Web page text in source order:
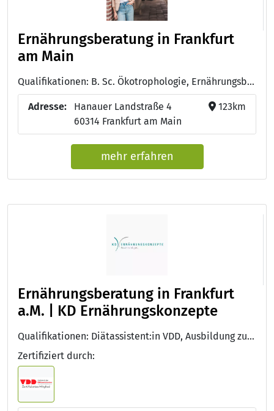
Ernährungsberatung in Frankfurt
am Main
Qualifikationen: B. Sc. Ökotrophologie, Ernährungsberaterin/DGE, Integrative Onkologie der Arbeitsgemeinschaft Prävention und Integrative Onkologie (PRIO) der Deutschen Krebsgesellschaft
Adresse:
Hanauer Landstraße 4
60314 Frankfurt am Main
123km
mehr erfahren
Ernährungsberatung in Frankfurt
a.M. | KD Ernährungskonzepte
Qualifikationen: Diätassistent:in VDD, Ausbildung zum/zur Diätassistent:in
Zertifiziert durch: